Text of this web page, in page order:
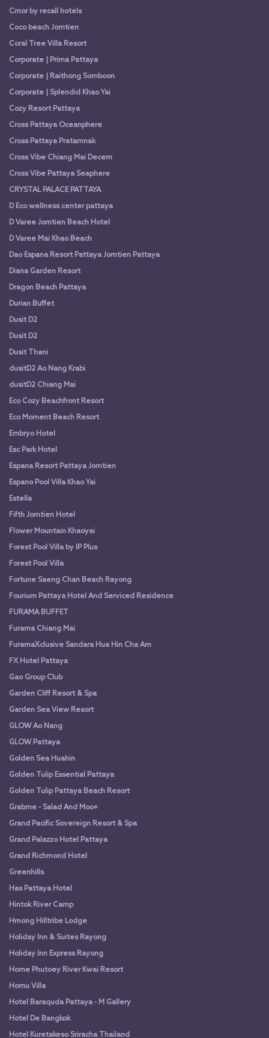
Cmor by recall hotels
Coco beach Jomtien
Coral Tree Villa Resort
Corporate | Prima Pattaya
Corporate | Raithong Somboon
Corporate | Splendid Khao Yai
Cozy Resort Pattaya
Cross Pattaya Oceanphere
Cross Pattaya Pratamnak
Cross Vibe Chiang Mai Decem
Cross Vibe Pattaya Seaphere
CRYSTAL PALACE PATTAYA
D Eco wellness center pattaya
D Varee Jomtien Beach Hotel
D Varee Mai Khao Beach
Dao Espana Resort Pattaya Jomtien Pattaya
Diana Garden Resort
Dragon Beach Pattaya
Durian Buffet
Dusit D2
Dusit D2
Dusit Thani
dusitD2 Ao Nang Krabi
dusitD2 Chiang Mai
Eco Cozy Beachfront Resort
Eco Moment Beach Resort
Embryo Hotel
Esc Park Hotel
Espana Resort Pattaya Jomtien
Espano Pool Villa Khao Yai
Estella
Fifth Jomtien Hotel
Flower Mountain Khaoyai
Forest Pool Villa by IP Plus
Forest Pool Villa
Fortune Saeng Chan Beach Rayong
Fourium Pattaya Hotel And Serviced Residence
FURAMA BUFFET
Furama Chiang Mai
FuramaXclusive Sandara Hua Hin Cha Am
FX Hotel Pattaya
Gao Group Club
Garden Cliff Resort & Spa
Garden Sea View Resort
GLOW Ao Nang
GLOW Pattaya
Golden Sea Huahin
Golden Tulip Essential Pattaya
Golden Tulip Pattaya Beach Resort
Grabme - Salad And Moo+
Grand Pacific Sovereign Resort & Spa
Grand Palazzo Hotel Pattaya
Grand Richmond Hotel
Greenhills
Has Pattaya Hotel
Hintok River Camp
Hmong Hilltribe Lodge
Holiday Inn & Suites Rayong
Holiday Inn Express Rayong
Home Phutoey River Kwai Resort
Homu Villa
Hotel Baraquda Pattaya - M Gallery
Hotel De Bangkok
Hotel Kuretakeso Sriracha Thailand